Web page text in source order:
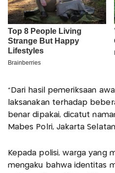
"Dari hasil pemeriksaan
laksanakan terhadap
benar dipakai, dicatut
Mabes Polri, Jakarta
Kepada polisi, warga yang
mengaku bahwa identitas